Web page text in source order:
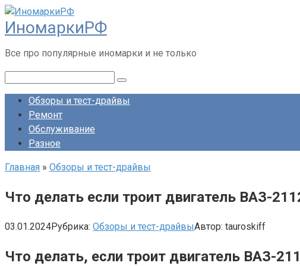
Перейти
к
контенту
ИномаркиРФ
Все про популярные иномарки и не только
Обзоры и тест-драйвы
Ремонт
Обслуживание
Разное
Главная » Обзоры и тест-драйвы
Что делать если троит двигатель ВАЗ-
03.01.2024Рубрика: Обзоры и тест-драйвыАвтор: tauroskiff
Что делать, если троит двигатель ВАЗ-